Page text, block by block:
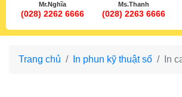
Mr.Nghĩa
(028) 2262 6666
Ms.Thanh
(028) 2263 6666
Trang chủ In phun kỹ thuật số In